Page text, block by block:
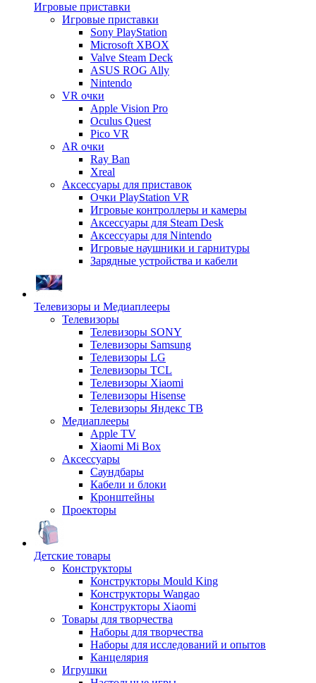
Игровые приставки
Игровые приставки
Sony PlayStation
Microsoft XBOX
Valve Steam Deck
ASUS ROG Ally
Nintendo
VR очки
Apple Vision Pro
Oculus Quest
Pico VR
AR очки
Ray Ban
Xreal
Аксессуары для приставок
Очки PlayStation VR
Игровые контроллеры и камеры
Аксессуары для Steam Desk
Аксессуары для Nintendo
Игровые наушники и гарнитуры
Зарядные устройства и кабели
Телевизоры и Медиаплееры
Телевизоры
Телевизоры SONY
Телевизоры Samsung
Телевизоры LG
Телевизоры TCL
Телевизоры Xiaomi
Телевизоры Hisense
Телевизоры Яндекс ТВ
Медиаплееры
Apple TV
Xiaomi Mi Box
Аксессуары
Саундбары
Кабели и блоки
Кронштейны
Проекторы
Детские товары
Конструкторы
Конструкторы Mould King
Конструкторы Wangao
Конструкторы Xiaomi
Товары для творчества
Наборы для творчества
Наборы для исследований и опытов
Канцелярия
Игрушки